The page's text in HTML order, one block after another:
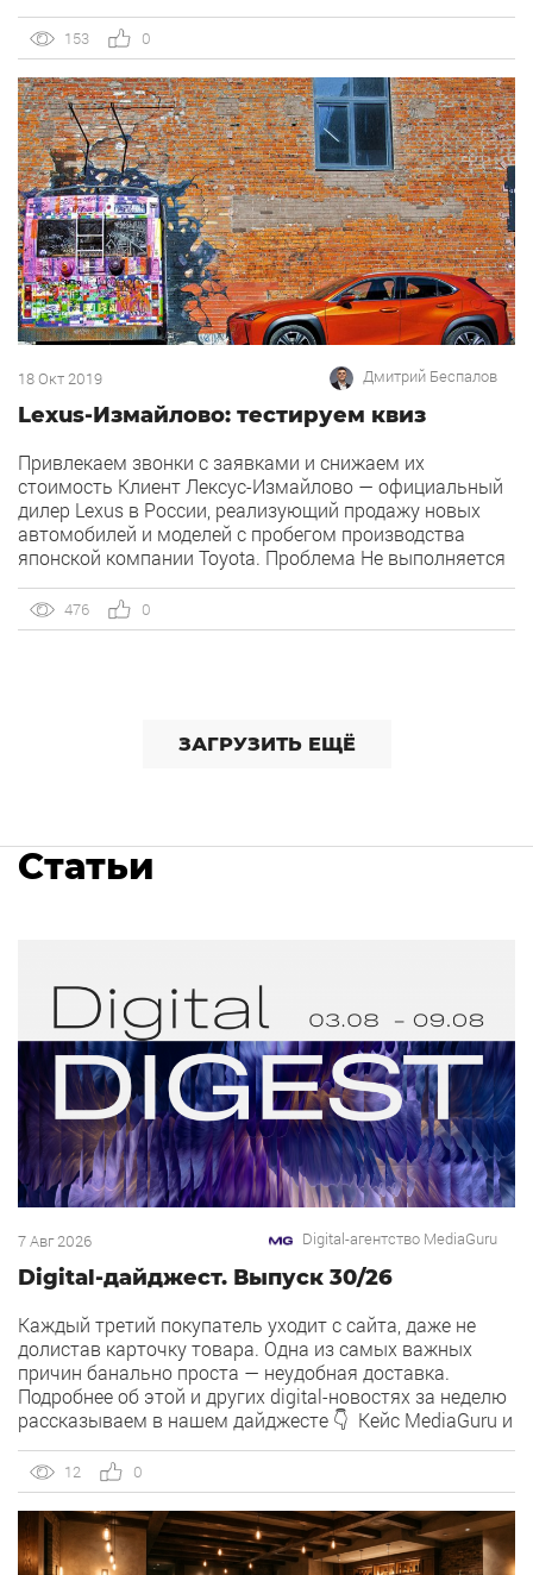
выкладываясь всего на 20%. Всем понятна работа
рекламы в сезон: грамотное распределение бюджетов,
всё четко определено, работа только по каналам,
которые точно выстреливают. Нет времени медлить —
дорога каждая минута! Это […]
153 0
18 Окт 2019 Дмитрий Беспалов
Lexus-Измайлово: тестируем квиз
Привлекаем звонки с заявками и снижаем их
стоимость Клиент Лексус-Измайлово — официальный
дилер Lexus в России, реализующий продажу новых
автомобилей и моделей с пробегом производства
японской компании Toyota. Проблема Не выполняется
проектом работали Group head: Д. Беспалов
Технический специалист: М. Акиньшин Решение Мы
476 0
ЗАГРУЗИТЬ ЕЩЁ
Статьи
7 Авг 2026 Digital-агентство MediaGuru
Digital-дайджест. Выпуск 30/26
Каждый третий покупатель уходит с сайта, даже не
долистав карточку товара. Одна из самых важных
причин банально проста — неудобная доставка.
Подробнее об этой и других digital-новостях за неделю
рассказываем в нашем дайджесте 👇 Кейс MediaGuru и
Агентство продвигает ресторан OSH by Урюк в
геоперформансе […]
12 0